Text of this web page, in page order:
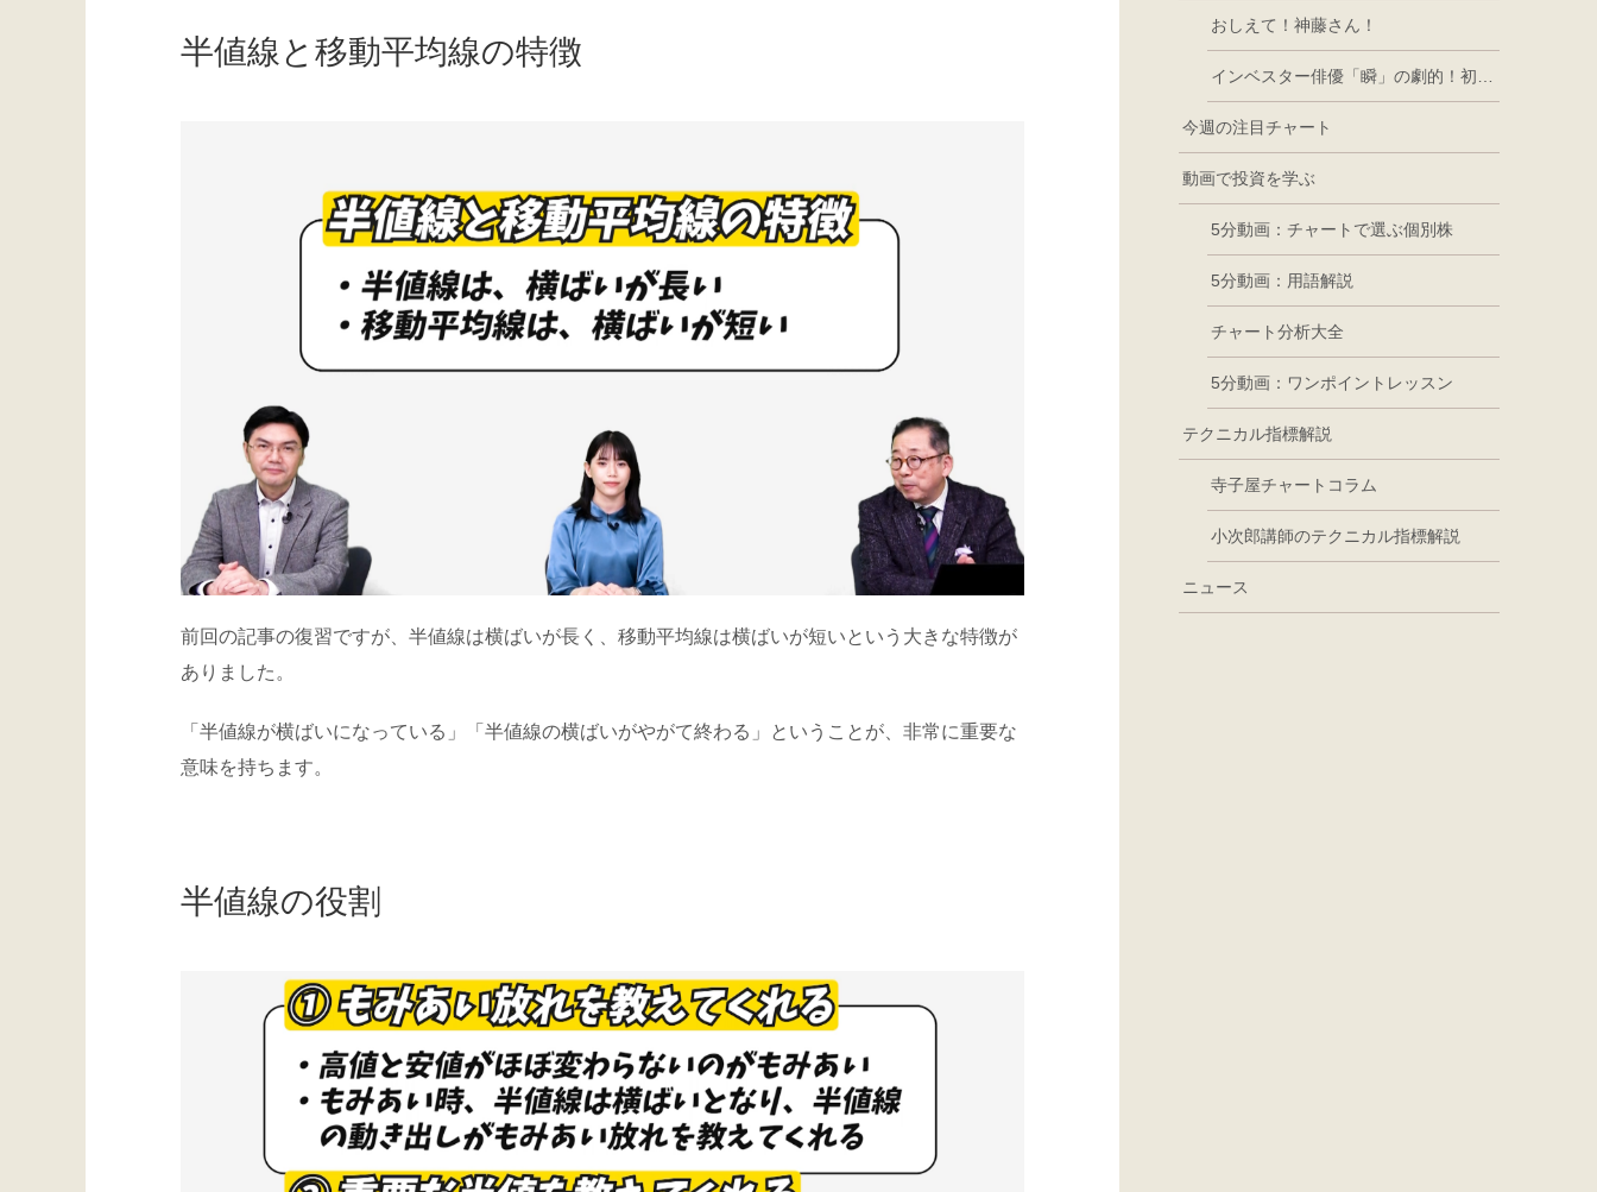
半値線と移動平均線の特徴
前回の記事の復習ですが、半値線は横ばいが長く、移動平均線は横ばいが短いという大きな特徴が
ありました。
「半値線が横ばいになっている」「半値線の横ばいがやがて終わる」ということが、非常に重要な
意味を持ちます。
半値線の役割
おしえて！神藤さん！
今週の注目チャート
動画で投資を学ぶ
5分動画：チャートで選ぶ個別株
5分動画：用語解説
チャート分析大全
5分動画：ワンポイントレッスン
テクニカル指標解説
寺子屋チャートコラム
小次郎講師のテクニカル指標解説
ニュース